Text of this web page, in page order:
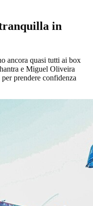
in
ancora quasi tutti ai box
e Miguel Oliveira
prendere confidenza